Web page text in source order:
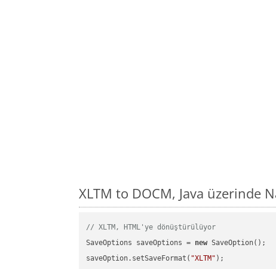
XLTM to DOCM, Java üzerinde
// XLTM, HTML'ye dönüştürülüyor
SaveOptions saveOptions = new SaveOption();
saveOption.setSaveFormat( "XLTM" );